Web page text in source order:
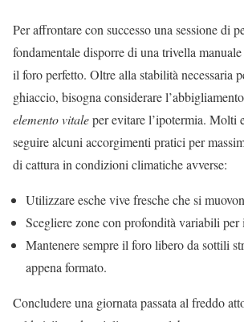
Per affrontare con successo una sessione di
fondamentale disporre di una trivella
il foro perfetto. Oltre alla stabilità necessaria
ghiaccio, bisogna considerare
elemento vitaleper evitare l’ipotermia. Molti
seguire alcuni accorgimenti pratici per
di cattura in condizioni climatiche avverse:
Utilizzare esche vive fresche che si
Scegliere zone con profondità variabili
Mantenere sempre il foro libero da sottili
appena formato.
Concludere una giornata passata al freddo